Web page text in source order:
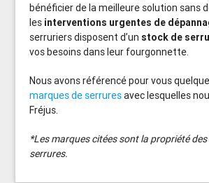
bénéficier de la meilleure solution sans
les interventions urgentes de
serruriers disposent d’un stock de
vos besoins dans leur fourgonnette.
Nous avons référencé pour vous
marques de serruresavec lesquelles
Fréjus.
*Les marques citées sont la propriété
serrures.